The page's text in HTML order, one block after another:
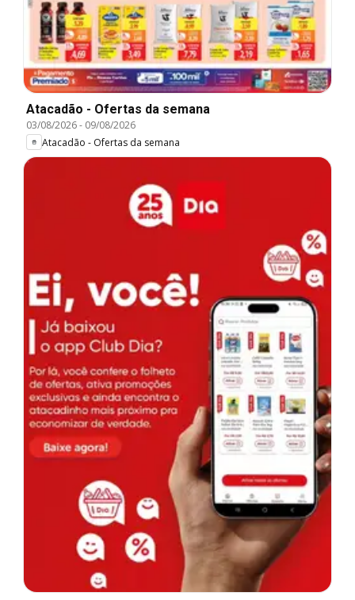
Atacadão - Ofertas da semana
03/08/2026- 09/08/2026
Atacadão - Ofertas da semana